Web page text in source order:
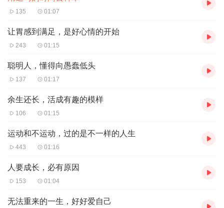
135 01:07
让胃感到满足，是好心情的开始
243 01:15
聪明人，懂得向愚蠢低头
137 01:17
余生还长，活成有趣的模样
106 01:15
运动和不运动，过的是不一样的人生
443 01:16
人要成长，必有原因
153 01:04
无法重来的一生，好好爱自己